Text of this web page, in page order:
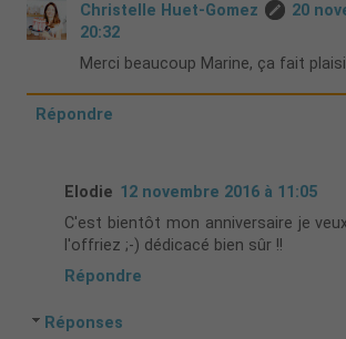
Christelle Huet-Gomez
20
20:32
Merci beaucoup Marine, ça fait
Répondre
Elodie 12 novembre 2016 à 11:05
C'est bientôt mon anniversaire je
l'offriez ;-) dédicacé bien sûr !!
Répondre
Réponses